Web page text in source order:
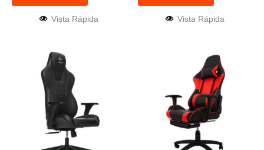
Vista Rápida Vista Rápida